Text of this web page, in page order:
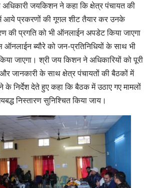
अधिकारी जयकिशन ने कहा कि क्षेत्र पंचायत की
आये प्रकरणों की गूगल शीट तैयार कर उनके
की प्रगति को भी ऑनलाईन अपडेट किया जाएगा
ब्यौरे को जन-प्रतिनिधियों के साथ भी
जाएगा। श्री जय किशन ने अधिकारियों को पूरी
और जानकारी के साथ क्षेत्र पंचायतों की बैठकों में
के निर्देश देते हुए कहा कि बैठक में उठाए गए मामलों
निस्तारण सुनिश्चित किया जाय।